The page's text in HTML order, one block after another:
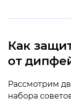
Как
от
Рассмотрим
набора